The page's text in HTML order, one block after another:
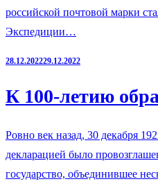
российской почтовой марки
Экспедиции…
28.12.202229.12.2022
К 100-летию
Ровно век назад, 30 декабря
декларацией было
государство, объединившее